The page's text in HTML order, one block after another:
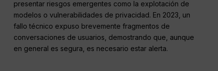
presentar riesgos emergentes como la explotación de
modelos o vulnerabilidades de privacidad. En 2023, un
fallo técnico expuso brevemente fragmentos de
conversaciones de usuarios, demostrando que, aunque
en general es segura, es necesario estar alerta.